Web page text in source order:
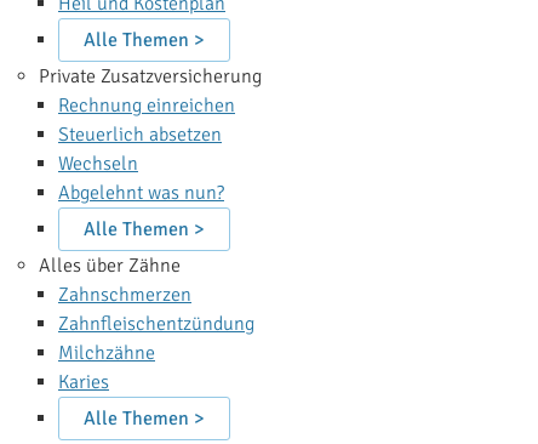
Alle Themen >
Private Zusatzversicherung
Rechnung einreichen
Steuerlich absetzen
Wechseln
Abgelehnt was nun?
Alle Themen >
Alles über Zähne
Zahnschmerzen
Zahnfleischentzündung
Milchzähne
Karies
Alle Themen >